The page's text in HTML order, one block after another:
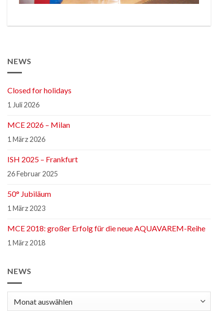
NEWS
Closed for holidays
1 Juli 2026
MCE 2026 – Milan
1 März 2026
ISH 2025 – Frankfurt
26 Februar 2025
50° Jubiläum
1 März 2023
MCE 2018: großer Erfolg für die neue AQUAVAREM-Reihe
1 März 2018
NEWS